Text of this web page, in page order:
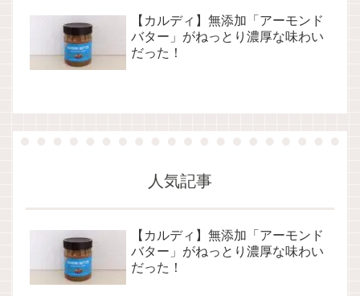
【カルディ】無添加「アーモンド
バター」がねっとり濃厚な味わい
だった！
人気記事
【カルディ】無添加「アーモンド
バター」がねっとり濃厚な味わい
だった！